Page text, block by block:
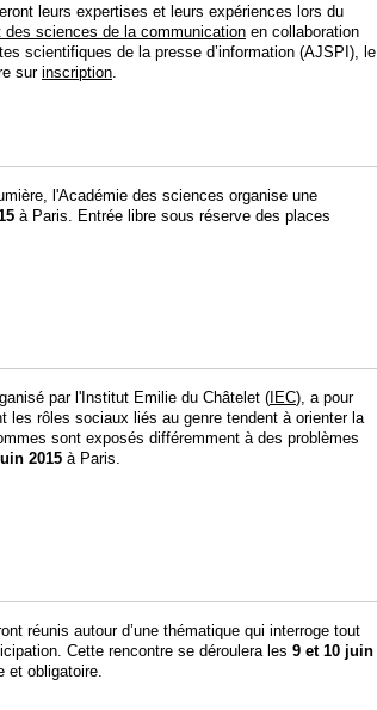
leurs expertises et leurs expériences lors du
des sciences de la communication en collaboration
scientifiques de la presse d’information (AJSPI), le
surinscription
l'Académie des sciences organise une
à Paris. Entrée libre sous réserve des places
par l'Institut Emilie du Châtelet (IEC), a pour
les rôles sociaux liés au genre tendent à orienter la
sont exposés différemment à des problèmes
2015 à Paris.
réunis autour d’une thématique qui interroge tout
Cette rencontre se déroulera les 9 et 10 juin
et obligatoire.